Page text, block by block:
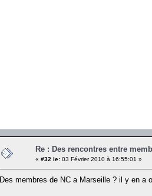
Re : Des rencontres entre
« #32 le: 03 Février 2010 à 16:55:01 »
Des membres de NC a Marseille ? il y en a